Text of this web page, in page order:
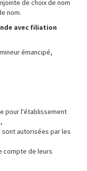
de choix de nom
nom.
avec filiation
émancipé,
pour l'établissement
autorisées par les
compte de leurs